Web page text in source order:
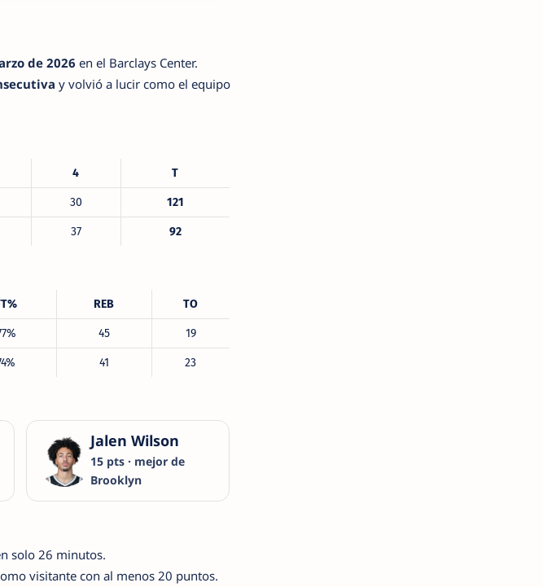
de 2026 en el Barclays Center.
y volvió a lucir como el equipo
4 T
30 121
37 92
REB TO
45 19
41 23
Jalen Wilson
15 pts · mejor de
Brooklyn
solo 26 minutos.
visitante con al menos 20 puntos.